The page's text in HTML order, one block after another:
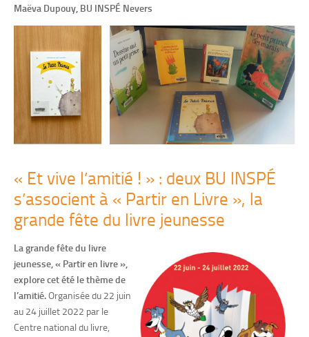
Maëva Dupouy, BU INSPÉ Nevers
« Et vive l’amitié ! » : deux BU INSPÉ
s’associent à « Partir en Livre », la
grande fête du livre jeunesse
La grande fête du livre
jeunesse, « Partir en livre »,
explore cet été le thème de
l’amitié.Organisée du 22 juin
au 24 juillet 2022 par le
Centre national du livre,